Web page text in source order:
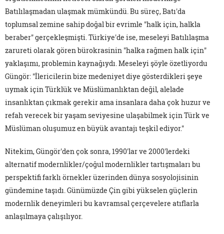
Batılılaşmadan ulaşmak mümkündü. Bu süreç, Batı'da
toplumsal zemine sahip doğal bir evrimle "halk için, halkla
beraber" gerçekleşmişti. Türkiye'de ise, meseleyi Batılılaşma
zarureti olarak gören bürokrasinin "halka rağmen halk için"
yaklaşımı, problemin kaynağıydı. Meseleyi şöyle özetliyordu
Güngör: "İlericilerin bize medeniyet diye gösterdikleri şeye
uymak için Türklük ve Müslümanlıktan değil, alelade
insanlıktan çıkmak gerekir ama insanlara daha çok huzur ve
refah verecek bir yaşam seviyesine ulaşabilmek için Türk ve
Müslüman oluşumuz en büyük avantajı teşkil ediyor."
Nitekim, Güngör'den çok sonra, 1990'lar ve 2000'lerdeki
alternatif modernlikler/çoğul modernlikler tartışmaları bu
perspektifi farklı örnekler üzerinden dünya sosyolojisinin
gündemine taşıdı. Günümüzde Çin gibi yükselen güçlerin
modernlik deneyimleri bu kavramsal çerçevelere atıflarla
anlaşılmaya çalışılıyor.